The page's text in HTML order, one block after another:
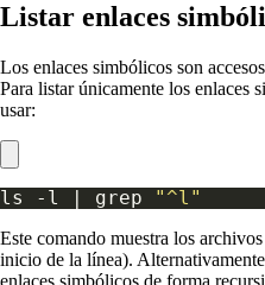
Listar enlaces
Los enlaces simbólicos son
Para listar únicamente los enlaces
usar:
ls -l | grep "^l"
Este comando muestra los
inicio de la línea).
enlaces simbólicos de forma